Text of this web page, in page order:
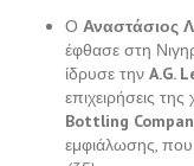
Ο Αναστάσιος
έφθασε στη
ίδρυσε την A.G.
επιχειρήσεις
Bottling
εμφιάλωσης, που